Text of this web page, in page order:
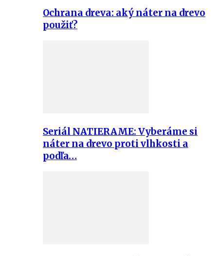
Ochrana dreva: aký náter na drevo
použiť?
Seriál NATIERAME: Vyberáme si
náter na drevo proti vlhkosti a
podľa…